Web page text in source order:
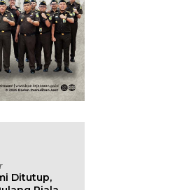
Ditutup,